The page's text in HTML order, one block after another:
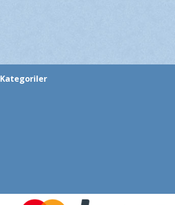
Kategoriler